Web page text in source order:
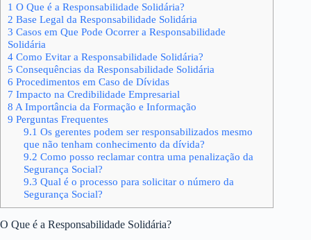
1 O Que é a Responsabilidade Solidária?
2 Base Legal da Responsabilidade Solidária
3 Casos em Que Pode Ocorrer a Responsabilidade
Solidária
4 Como Evitar a Responsabilidade Solidária?
5 Consequências da Responsabilidade Solidária
6 Procedimentos em Caso de Dívidas
7 Impacto na Credibilidade Empresarial
8 A Importância da Formação e Informação
9 Perguntas Frequentes
9.1 Os gerentes podem ser responsabilizados mesmo
que não tenham conhecimento da dívida?
9.2 Como posso reclamar contra uma penalização da
Segurança Social?
9.3 Qual é o processo para solicitar o número da
Segurança Social?
O Que é a Responsabilidade Solidária?